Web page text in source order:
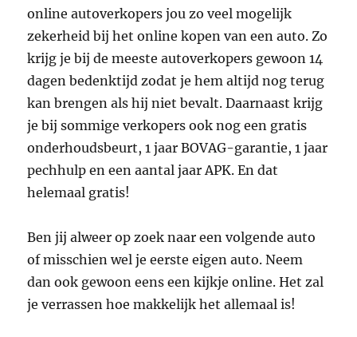
online autoverkopers jou zo veel mogelijk
zekerheid bij het online kopen van een auto. Zo
krijg je bij de meeste autoverkopers gewoon 14
dagen bedenktijd zodat je hem altijd nog terug
kan brengen als hij niet bevalt. Daarnaast krijg
je bij sommige verkopers ook nog een gratis
onderhoudsbeurt, 1 jaar BOVAG-garantie, 1 jaar
pechhulp en een aantal jaar APK. En dat
helemaal gratis!
Ben jij alweer op zoek naar een volgende auto
of misschien wel je eerste eigen auto. Neem
dan ook gewoon eens een kijkje online. Het zal
je verrassen hoe makkelijk het allemaal is!